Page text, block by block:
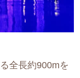
全長約900mを